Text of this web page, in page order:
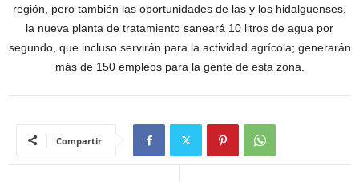
región, pero también las oportunidades de las y los hidalguenses,
la nueva planta de tratamiento saneará 10 litros de agua por
segundo, que incluso servirán para la actividad agrícola; generarán
más de 150 empleos para la gente de esta zona.
Compartir